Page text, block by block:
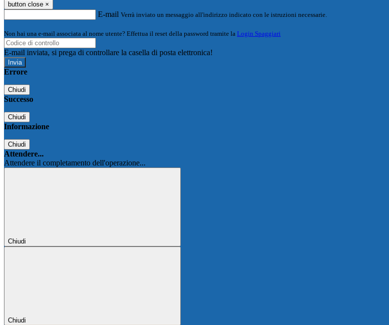
button close ×
E-mail Verrà inviato un messaggio all'indirizzo indicato con le istruzioni necessarie.
Non hai una e-mail associata al nome utente? Effettua il reset della password tramite la Login Spaggiari
E-mail inviata, si prega di controllare la casella di posta elettronica!
Errore
Chiudi
Successo
Chiudi
Informazione
Chiudi
Attendere...
Attendere il completamento dell'operazione...
Chiudi
Chiudi